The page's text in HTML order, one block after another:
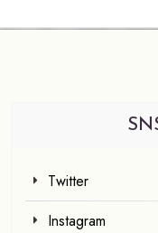
Twitter
Instagram